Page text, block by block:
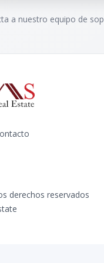
a nuestro equipo de
derechos reservados